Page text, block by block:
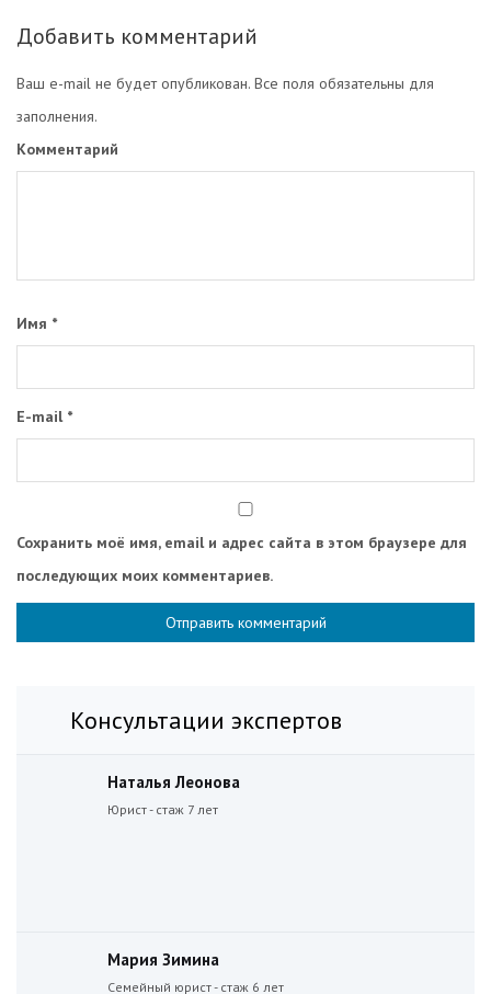
Добавить комментарий
Ваш e-mail не будет опубликован. Все поля обязательны для
заполнения.
Комментарий
Имя *
E-mail *
Сохранить моё имя, email и адрес сайта в этом браузере для
последующих моих комментариев.
Консультации экспертов
Наталья Леонова
Юрист - стаж 7 лет
Мария Зимина
Семейный юрист - стаж 6 лет